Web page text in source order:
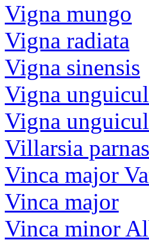
Vigna mungo
Vigna radiata
Vigna sinensis
Vigna
Vigna
Villarsia
Vinca major
Vinca major
Vinca minor